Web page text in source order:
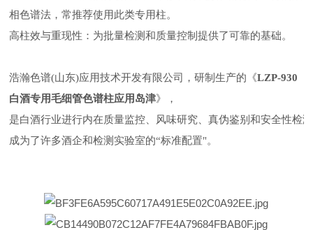
相色谱法，常推荐使用此类专用柱。
高柱效与重现性：为批量检测和质量控制提供了可靠的基础。
浩瀚色谱(山东)应用技术开发有限公司，研制生产的《LZP-930
白酒专用毛细管色谱柱应用岛津》，
是白酒行业进行内在质量监控、风味研究、真伪鉴别和安全性检
成为了许多酒企和检测实验室的“标准配置"。